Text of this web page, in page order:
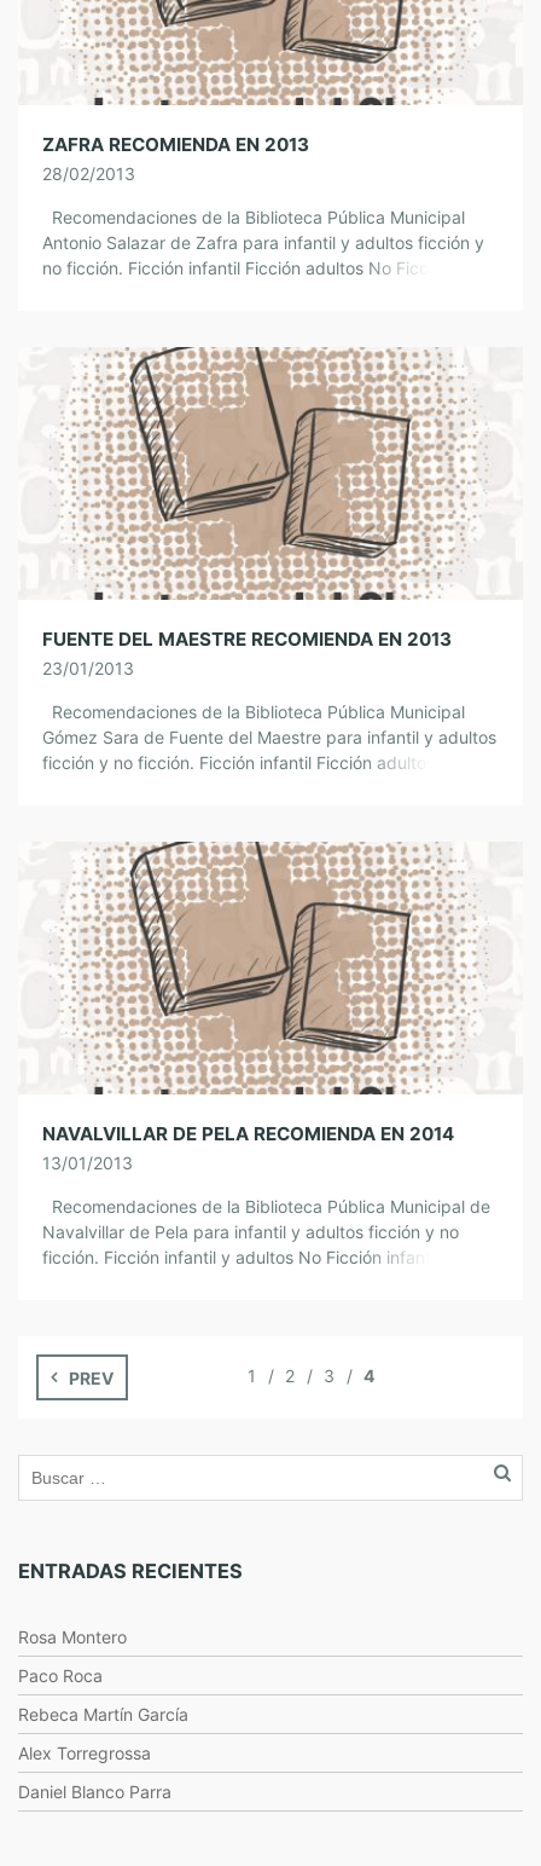
ZAFRA RECOMIENDA EN 2013
28/02/2013
Recomendaciones de la Biblioteca Pública Municipal
Antonio Salazar de Zafra para infantil y adultos ficción y
no ficción. Ficción infantil Ficción adultos No Ficción
FUENTE DEL MAESTRE RECOMIENDA EN 2013
23/01/2013
Recomendaciones de la Biblioteca Pública Municipal
Gómez Sara de Fuente del Maestre para infantil y adultos
ficción y no ficción. Ficción infantil Ficción adultos No
NAVALVILLAR DE PELA RECOMIENDA EN 2014
13/01/2013
Recomendaciones de la Biblioteca Pública Municipal de
Navalvillar de Pela para infantil y adultos ficción y no
ficción. Ficción infantil y adultos No Ficción infantil y
PREV 1 2 3 4
ENTRADAS RECIENTES
Rosa Montero
Paco Roca
Rebeca Martín García
Alex Torregrossa
Daniel Blanco Parra